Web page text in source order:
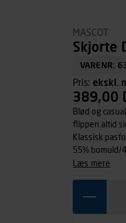
MASCOT
Skjorte
VARENR:
Pris: ekskl.
389,00
Blød og
flippen altid
Klassisk
55% bomuld/
læs mere